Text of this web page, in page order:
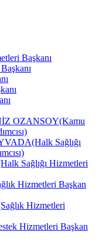
Başkanı
OZANSOY(Kamu
Sağlığı
Sağlığı Hizmetleri
Hizmetleri Başkan
Hizmetleri
Hizmetleri Başkan